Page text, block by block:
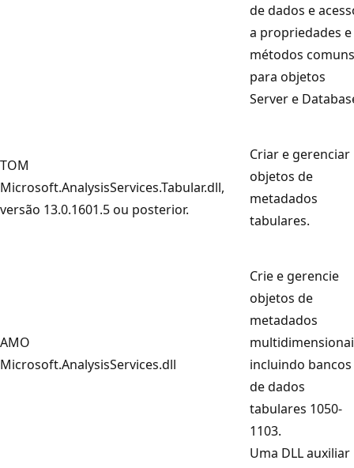
de dados e
a propriedades e
métodos comuns
para objetos
Server e
TOM
Microsoft.AnalysisServices.Tabular.dll,
versão 13.0.1601.5 ou posterior.
Criar e gerenciar
objetos de
metadados
tabulares.
AMO
Microsoft.AnalysisServices.dll
Crie e gerencie
objetos de
metadados
incluindo bancos
de dados
tabulares 1050-
1103.
Uma DLL auxiliar